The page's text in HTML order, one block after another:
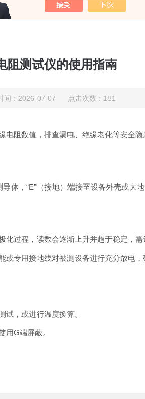
阻测试仪的使用指南
间：2026-07-07 点击次数：181
阻数值，排查漏电、绝缘老化等安全
导体，“E”（接地）端接至设备外壳或大
化过程，读数会逐渐上升并趋于稳定，需
专用接地线对被测设备进行充分放电，
试，或进行温度换算。
用G端屏蔽。